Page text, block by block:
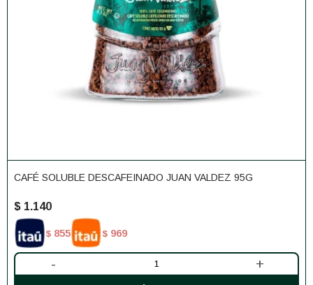
CAFÉ SOLUBLE DESCAFEINADO JUAN VALDEZ 95G
$ 1.140
$ 855 $ 969
- +